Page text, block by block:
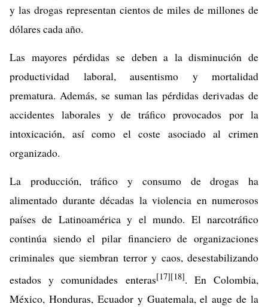
y las drogas representan cientos de miles de millones de
dólares cada año.
Las mayores pérdidas se deben a la disminución de
productividad laboral, ausentismo y mortalidad
prematura. Además, se suman las pérdidas derivadas de
accidentes laborales y de tráfico provocados por la
intoxicación, así como el coste asociado al crimen
organizado.
La producción, tráfico y consumo de drogas ha
alimentado durante décadas la violencia en numerosos
países de Latinoamérica y el mundo. El narcotráfico
continúa siendo el pilar financiero de organizaciones
criminales que siembran terror y caos, desestabilizando
estados y comunidades enteras[17][18]. En Colombia,
México, Honduras, Ecuador y Guatemala, el auge de la